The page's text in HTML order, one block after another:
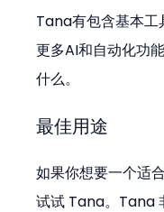
Tana有包含基本工
更多AI和自动化功
什么。
最佳用途
如果你想要一个适
试试 Tana。Tana